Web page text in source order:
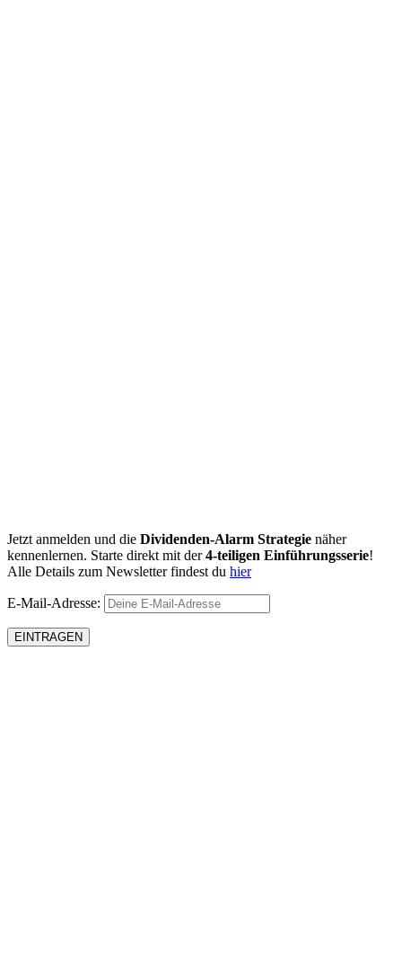
Jetzt anmelden und die Dividenden-Alarm Strategie näher
kennenlernen. Starte direkt mit der4-teiligen Einführungsserie!
Alle Details zum Newsletter findest du hier
E-Mail-Adresse: